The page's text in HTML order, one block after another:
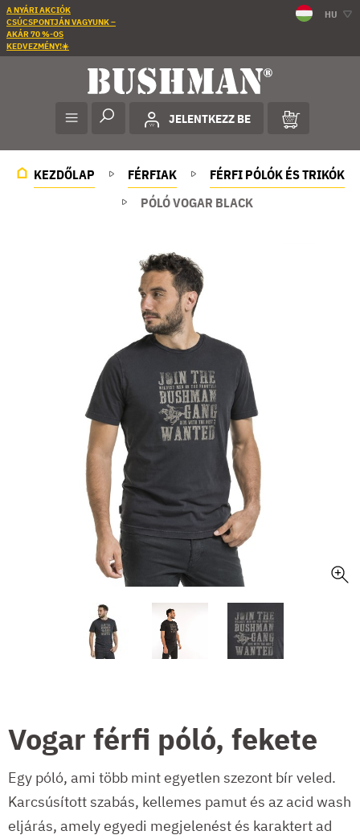
A NYÁRI AKCIÓK
CSÚCSPONTJÁN VAGYUNK –
AKÁR 70 %-OS
KEDVEZMÉNY!☀️
HU
JELENTKEZZ BE
KEZDŐLAP FÉRFIAK
FÉRFI PÓLÓK ÉS TRIKÓK
PÓLÓ VOGAR BLACK
Vogar férfi póló, fekete
Egy póló, ami több mint egyetlen szezont bír veled.
Karcsúsított szabás, kellemes pamut és az acid wash
eljárás, amely egyedi megjelenést és karaktert ad